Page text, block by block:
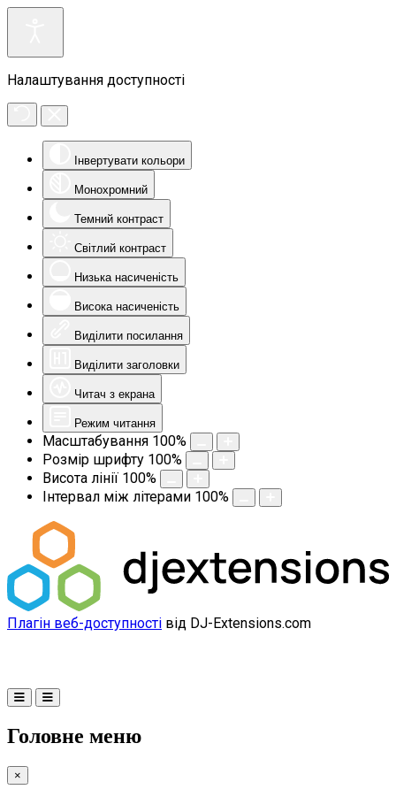
Налаштування доступності
Інвертувати кольори
Монохромний
Темний контраст
Світлий контраст
Низька насиченість
Висока насиченість
Виділити посилання
Виділити заголовки
Читач з екрана
Режим читання
Масштабування 100%
Розмір шрифту 100%
Висота лінії 100%
Інтервал між літерами 100%
Плагін веб-доступності від DJ-Extensions.com
Головне меню
×